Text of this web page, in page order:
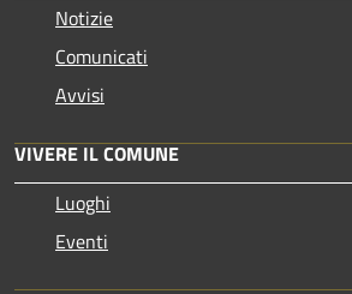
Notizie
Comunicati
Avvisi
VIVERE IL COMUNE
Luoghi
Eventi